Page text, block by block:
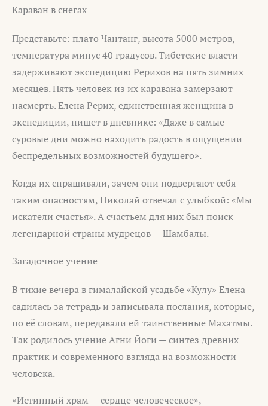
Караван в снегах
Представьте: плато Чантанг, высота 5000 метров,
температура минус 40 градусов. Тибетские власти
задерживают экспедицию Рерихов на пять зимних
месяцев. Пять человек из их каравана замерзают
насмерть. Елена Рерих, единственная женщина в
экспедиции, пишет в дневнике: «Даже в самые
суровые дни можно находить радость в ощущении
беспредельных возможностей будущего».
Когда их спрашивали, зачем они подвергают себя
таким опасностям, Николай отвечал с улыбкой: «Мы
искатели счастья». А счастьем для них был поиск
легендарной страны мудрецов — Шамбалы.
Загадочное учение
В тихие вечера в гималайской усадьбе «Кулу» Елена
садилась за тетрадь и записывала послания, которые,
по её словам, передавали ей таинственные Махатмы.
Так родилось учение Агни Йоги — синтез древних
практик и современного взгляда на возможности
человека.
«Истинный храм — сердце человеческое», —